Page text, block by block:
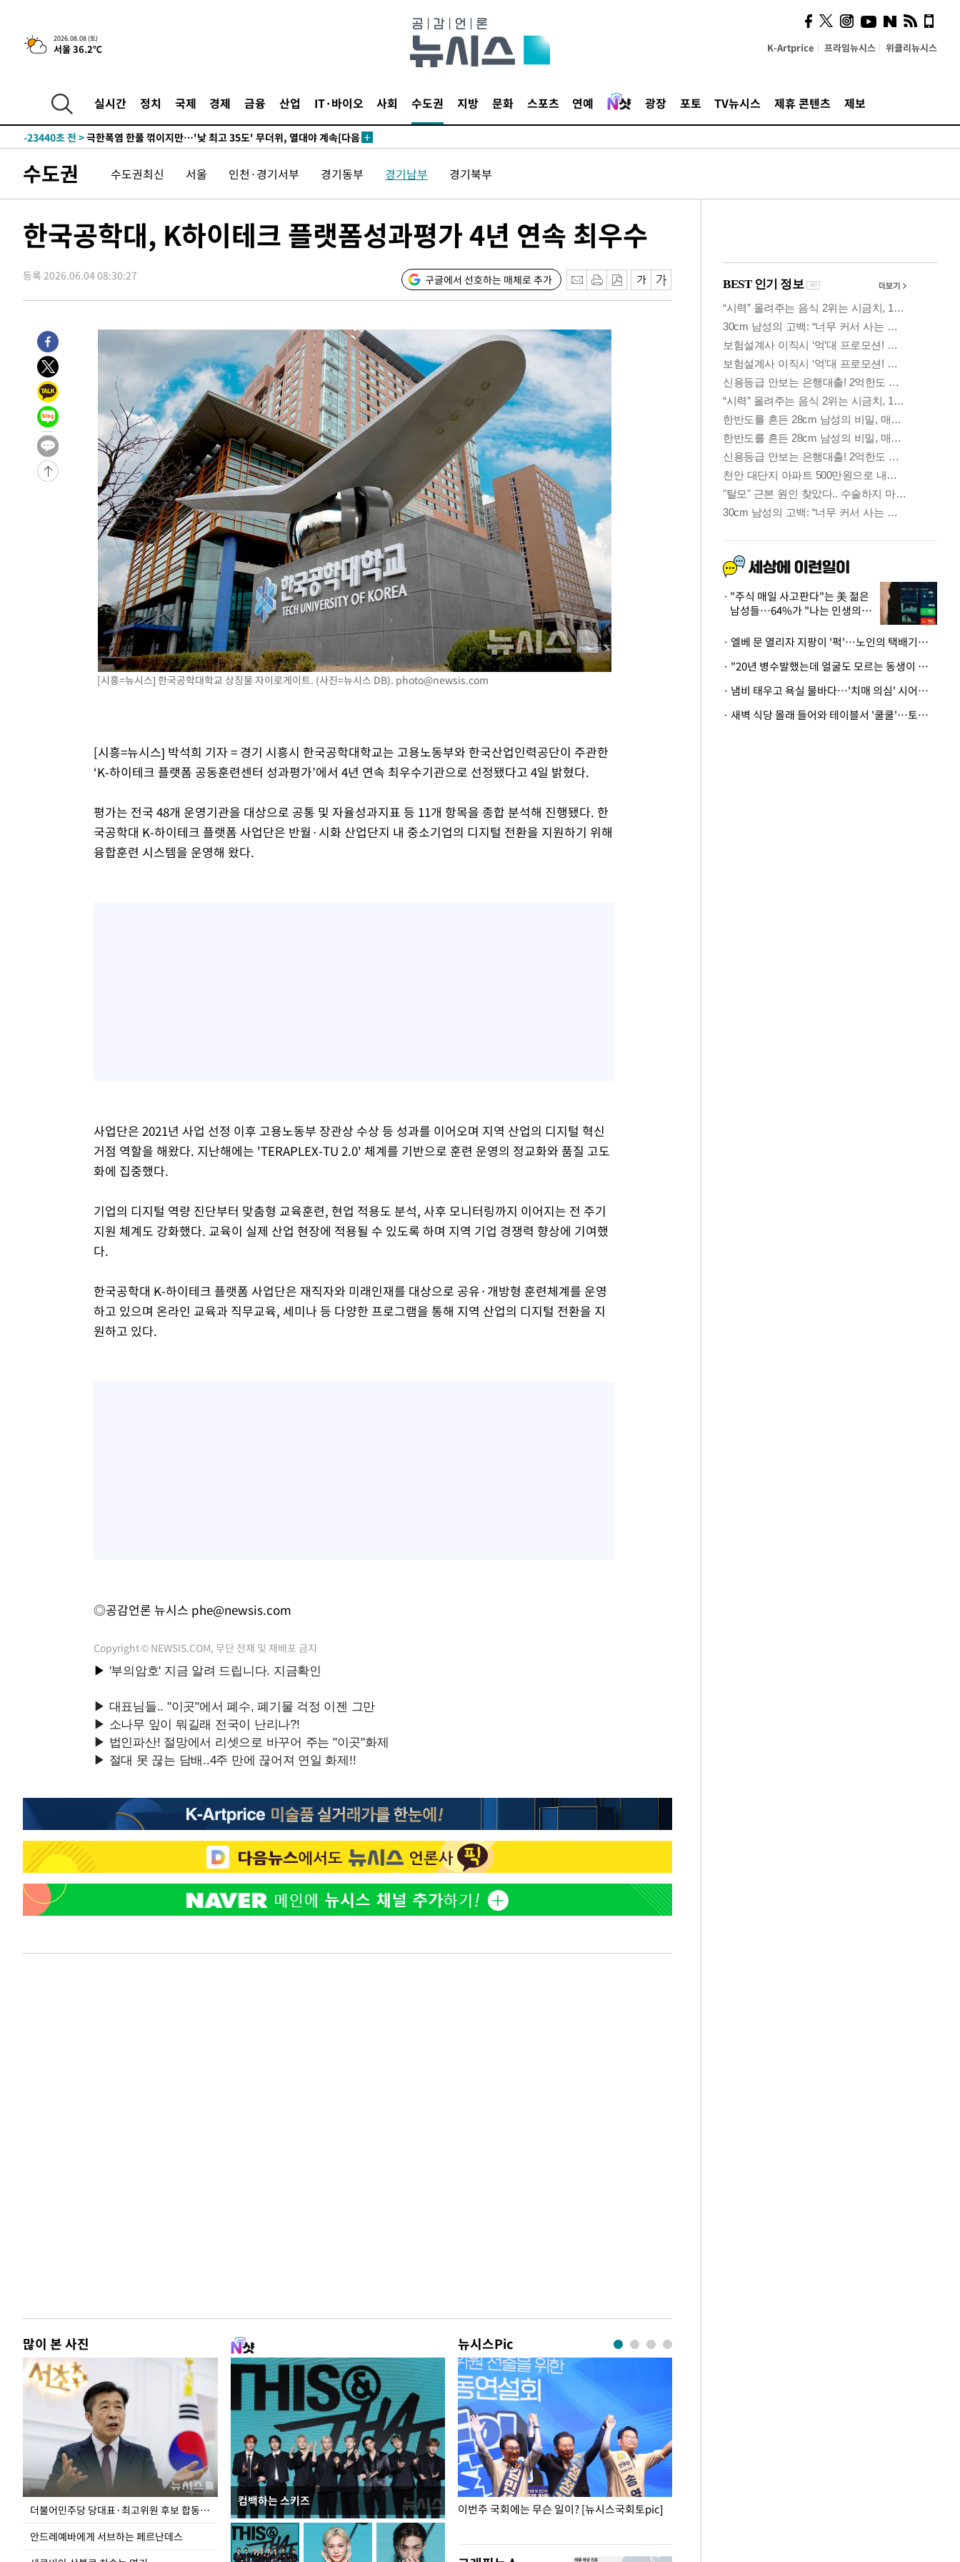
2026.08.08 (토)
서울 36.2℃ K-Artprice 프라임뉴시스 위클리뉴시스
실시간 정치 국제 경제 금융 산업 IT·바이오 사회 수도권 지방 문화 스포츠 연예 광장 포토 TV뉴시스 제휴 콘텐츠 제보
-722초 전 > [속보]뉴욕증시 상승 마감…S&P 0.6% 나스닥 1.3%↑
-27837초 전 >
남자 농구, 나고야 아시안게임서 '홈팀' 일본과 한일전
-27213초 전 >
-23440초 전 >극한폭염 한풀 꺾이지만…'낮 최고 35도' 무더위, 열대야 계속[다음
-18975초 전 >
[속보]'압수수색·성접대 논란' 축구협회 "실망과 걱정 안겨드려 죄
-7596초 전 >'최고 37도' 폭염 지속…강원동해안 최대 150㎜ 비
-30303초 전 >선재도서 해루질 나섰다 실종 60대, 닷새 만에 숨진 채 발견
-27213초 전 >여수 오동도 해상서 모터보트 전복…1명 사망·1명 실종
-23440초 전 >극한폭염 한풀 꺾이지만…'낮 최고 35도' 무더위, 열대야 계속[다음
-18975초 전 >
[속보]'압수수색·성접대 논란' 축구협회 "실망과 걱정 안겨드려 죄
-7596초 전 >
'최고 37도' 폭염 지속…강원동해안 최대 150㎜ 비
-722초 전 >
[속보]뉴욕증시 상승 마감…S&P 0.6% 나스닥 1.3%↑
수도권 수도권최신 서울 인천·경기서부 경기동부 경기남부 경기북부
한국공학대, K하이테크 플랫폼성과평가 4년 연속 최우수
등록 2026.06.04 08:30:27 구글에서 선호하는 매체로 추가
[시흥=뉴시스] 한국공학대학교 상징물 자이로게이트. (사진=뉴시스 DB). photo@newsis.com
[시흥=뉴시스] 박석희 기자 = 경기 시흥시 한국공학대학교는 고용노동부와 한국산업인력공단이 주관한
‘K-하이테크 플랫폼 공동훈련센터 성과평가’에서 4년 연속 최우수기관으로 선정됐다고 4일 밝혔다.
평가는 전국 48개 운영기관을 대상으로 공통 및 자율성과지표 등 11개 항목을 종합 분석해 진행됐다. 한
국공학대 K-하이테크 플랫폼 사업단은 반월·시화 산업단지 내 중소기업의 디지털 전환을 지원하기 위해
융합훈련 시스템을 운영해 왔다.
사업단은 2021년 사업 선정 이후 고용노동부 장관상 수상 등 성과를 이어오며 지역 산업의 디지털 혁신
거점 역할을 해왔다. 지난해에는 'TERAPLEX-TU 2.0' 체계를 기반으로 훈련 운영의 정교화와 품질 고도
화에 집중했다.
기업의 디지털 역량 진단부터 맞춤형 교육훈련, 현업 적용도 분석, 사후 모니터링까지 이어지는 전 주기
지원 체계도 강화했다. 교육이 실제 산업 현장에 적용될 수 있도록 하며 지역 기업 경쟁력 향상에 기여했
다.
한국공학대 K-하이테크 플랫폼 사업단은 재직자와 미래인재를 대상으로 공유·개방형 훈련체계를 운영
하고 있으며 온라인 교육과 직무교육, 세미나 등 다양한 프로그램을 통해 지역 산업의 디지털 전환을 지
원하고 있다.
◎공감언론 뉴시스 phe@newsis.com
Copyright © NEWSIS.COM, 무단 전재 및 재배포 금지
많이 본 사진
더불어민주당 당대표·최고위원 후보 합동연설회
안드레예바에게 서브하는 페르난데스
컴백하는 스키즈
뉴시스Pic
이 대통령, 국가폭력 피해자에 위로·사과…"국가
가 책임지고 치유"
이번주 국회에는 무슨 일이? [뉴시스국회토pic]
사이 해답 찾았죠"…알을
깨고 나온 '초자아'
"주식 매일 사고판다"는 美 젊은
남성들…64%가 "나는 인생의
· 엘베 문 열리자 지팡이 '퍽'…노인의 택배기사 폭행 이유
· "20년 병수발했는데 얼굴도 모르는 동생이 유산 절반을"…배다른 형제 상속권 있을까
· 냄비 태우고 욕실 물바다…'치매 의심' 시어머니 검사 권유했다가 '날벼락'
· 새벽 식당 몰래 들어와 테이블서 '쿨쿨'…토사물 남기고 사라진 남성